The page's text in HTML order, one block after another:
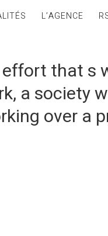
L’AGENCE
that s
a society
over a